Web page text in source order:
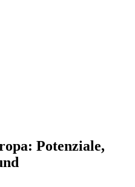
Potenziale,